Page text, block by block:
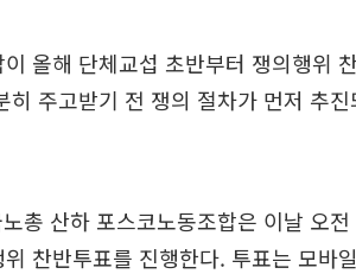
올해 단체교섭 초반부터 쟁의행위
히 주고받기 전 쟁의 절차가 먼저 추
총 산하 포스코노동조합은 이날 오
찬반투표를 진행한다. 투표는 모바